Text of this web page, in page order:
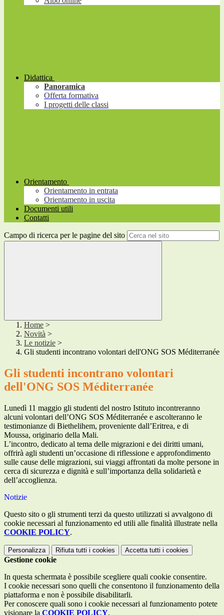
Didattica
Panoramica
Offerta formativa
I progetti delle classi
Orientamento
Orientamento in entrata
Orientamento in uscita
Documenti utili
Contatti
Campo di ricerca per le pagine del sito
Home >
Novità >
Le notizie >
Gli studenti incontrano volontari dell'ONG SOS Méditerranée
Gli studenti incontrano volontari
dell'ONG SOS Méditerranée
Lunedì 11 maggio gli studenti del nostro Istituto incontreranno
alcuni volontari dell’ONG SOS Méditerranée e ascolteranno le
testimonianze di Biethelihem, proveniente dall’Eritrea, e di
Moussa, originario della Mali.
L’incontro, dedicato al tema delle migrazioni e dei diritti umani,
offrirà agli studenti un’occasione di riflessione e approfondimento
sulle cause delle migrazioni, sui viaggi affrontati da molte persone in
cerca di sicurezza e dignità e sull’importanza della solidarietà e
dell’accoglienza.
Notizie
Questo sito o gli strumenti terzi da questo utilizzati si avvalgono di
cookie necessari al funzionamento ed utili alle finalità illustrate nella
COOKIE POLICY.
Personalizza Rifiuta tutti i cookies Accetta tutti i cookies
Gestione cookie
In questa schermata è possibile scegliere quali cookie consentire.
I cookie necessari sono quelli che consentono il funzionamento della
piattaforma e non è possibile disabilitarli.
Per conoscere quali sono i cookie necessari al funzionamento potete
visionare la COOKIE POLICY.